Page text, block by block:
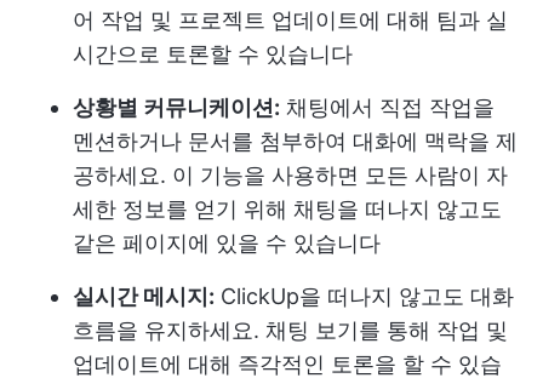
어 작업 및 프로젝트 업데이트에 대해 팀과 실
시간으로 토론할 수 있습니다
상황별 커뮤니케이션: 채팅에서 직접 작업을
멘션하거나 문서를 첨부하여 대화에 맥락을 제
공하세요. 이 기능을 사용하면 모든 사람이 자
세한 정보를 얻기 위해 채팅을 떠나지 않고도
같은 페이지에 있을 수 있습니다
실시간 메시지: ClickUp을 떠나지 않고도 대화
흐름을 유지하세요. 채팅 보기를 통해 작업 및
업데이트에 대해 즉각적인 토론을 할 수 있습